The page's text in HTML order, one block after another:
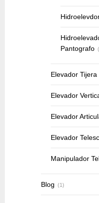
Pantografo
Elevador Tijera
Elevador
Elevador
Elevador
Manipulador
Blog (1)